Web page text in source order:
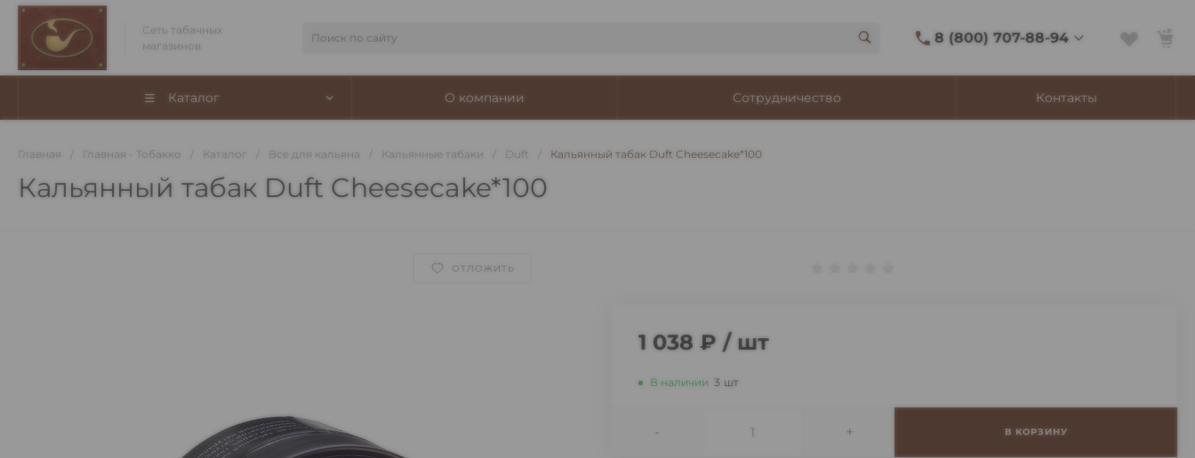
Сеть табачных
магазинов
8 (800) 707-88-94
8 (800) 707-88-94
Адмирала Фокина, 8
Каталог О компании Сотрудничество Контакты
Главная Главная - Тобакко Каталог Все для кальяна Кальянные табаки Duft Кальянный табак Duft Cheesecake*100
Кальянный табак Duft Cheesecake*100
ОТЛОЖИТЬ
1 038 ₽ / шт
В наличии 3 шт
- + В КОРЗИНУ